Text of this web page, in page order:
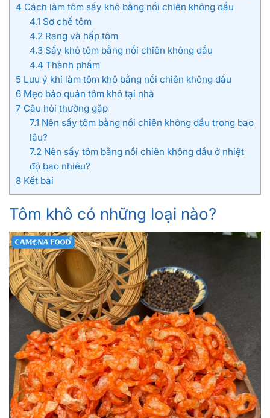
4 Cách làm tôm sấy khô bằng nồi chiên không dầu
4.1 Sơ chế tôm
4.2Rang và hấp tôm
4.3Sấy khô tôm bằng nồi chiên không dầu
4.4 Thành phẩm
5 Lưu ý khi làm tôm khô bằng nồi chiên không dầu
6 Mẹo bảo quản tôm khô tại nhà
7 Câu hỏi thường gặp
7.1 Nên sấy tôm bằng nồi chiên không dầu trong bao
lâu?
7.2Nên sấy tôm bằng nồi chiên không dầu ở nhiệt
độ bao nhiêu?
8 Kết bài
Tôm khô có những loại nào?